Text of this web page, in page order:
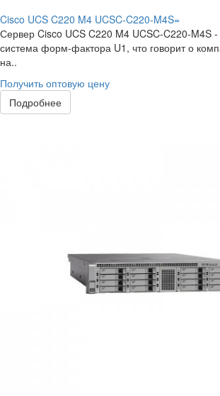
Cisco UCS C220 M4 UCSC-C220-M4S=
Сервер Cisco UCS C220 M4 UCSC-C220-M4S -
система форм-фактора U1, что говорит о
на..
Получить оптовую цену
Подробнее